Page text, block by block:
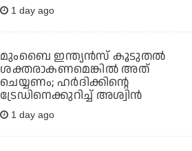
1 day ago
മുംബൈ ഇന്ത്യന്‍സ് കൂടുതല്‍
ശക്തരാകണമെങ്കില്‍ അത്
ചെയ്യണം; ഹര്‍ദിക്കിന്റെ
ട്രേഡിനെക്കുറിച്ച് അശ്വിന്‍
1 day ago